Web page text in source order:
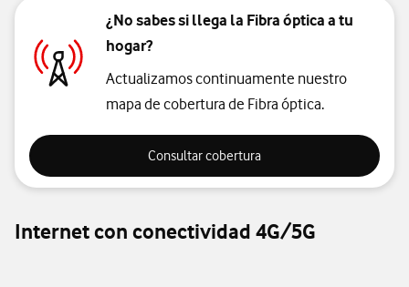
¿No sabes si llega la Fibra óptica a tu
hogar?
Actualizamos continuamente nuestro
mapa de cobertura de Fibra óptica.
Consultar coberturaConsultar cobertura
Internet con conectividad 4G/5G